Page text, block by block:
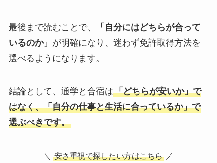
最後まで読むことで、
「自分にはどちらが合って
いるのか」 が明確になり、迷わず免許取得方法を
選べるようになります。
結論として、通学と合宿は「どちらが安いか」で
はなく、「自分の仕事と生活に合っているか」で
選ぶべきです。
＼ 安さ重視で探したい方はこちら ／